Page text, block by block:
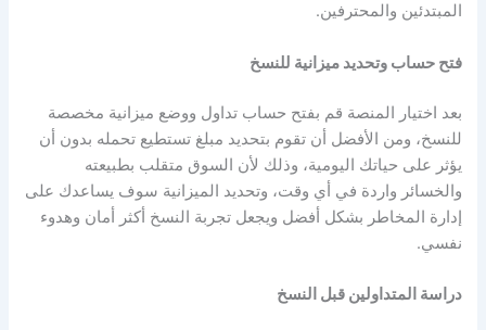
المبتدئين والمحترفين.
فتح حساب وتحديد ميزانية للنسخ
بعد اختيار المنصة قم بفتح حساب تداول ووضع ميزانية مخصصة
للنسخ، ومن الأفضل أن تقوم بتحديد مبلغ تستطيع تحمله بدون أن
يؤثر على حياتك اليومية، وذلك لأن السوق متقلب بطبيعته
والخسائر واردة في أي وقت، وتحديد الميزانية سوف يساعدك على
إدارة المخاطر بشكل أفضل ويجعل تجربة النسخ أكثر أمان وهدوء
نفسي.
دراسة المتداولين قبل النسخ